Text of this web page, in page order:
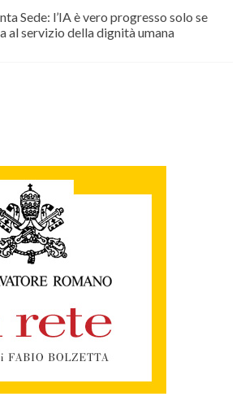
Sede: l’IA è vero progresso solo se
al servizio della dignità umana